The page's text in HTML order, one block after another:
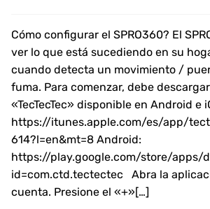
Cómo configurar el SPRO360? El
ver lo que está sucediendo en su
cuando detecta un movimiento /
fuma. Para comenzar, debe
«TecTecTec» disponible en Android e
https://itunes.apple.com/es/app/
614?l=en&mt=8 Android:
https://play.google.com/store/apps/
id=com.ctd.tectectec Abra la
cuenta. Presione el «+»[…]